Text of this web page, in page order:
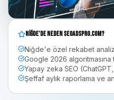
Niğde'de Neden seoadspro.com?
Niğde'e özel rekabet
Google 2026 algoritmasına
Yapay zeka SEO
Şeffaf aylık raporlama ve